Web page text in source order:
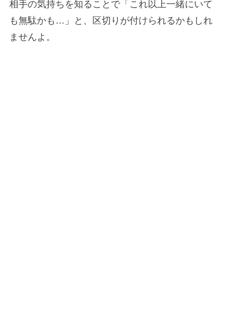
相手の気持ちを知ることで「これ以上一緒にいて
も無駄かも…」と、区切りが付けられるかもしれ
ませんよ。